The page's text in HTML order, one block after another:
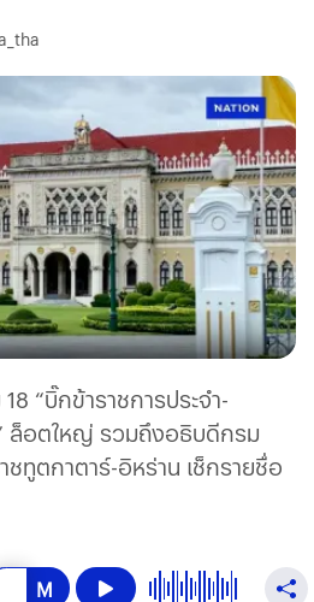
“บิ๊กข้าราชการประจำ-
ล็อตใหญ่ รวมถึงอธิบดีกรม
ทูตกาตาร์-อิหร่าน เช็กรายชื่อ